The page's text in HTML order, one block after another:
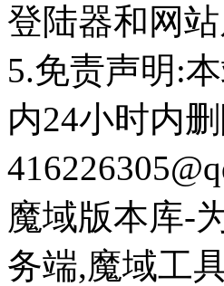
登陆器和网站
5.免责声明:
内24小时内
魔域版本库-
务端,魔域工